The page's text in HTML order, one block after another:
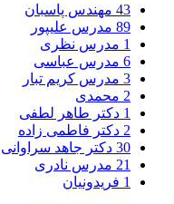
43 مهندس پاسبان
89 مدرس علیپور
1 مدرس نظری
6 مدرس عباسی
3 مدرس کریم تبار
2 محمدی
1 دکتر طاهر لطفی
2 دکتر فاطمی زاده
30 دکتر جاهد سراوانی
21 مدرس نادری
1 فریدونیان